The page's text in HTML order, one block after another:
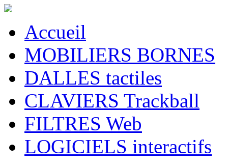
Accueil
MOBILIERS BORNES
DALLES tactiles
CLAVIERS Trackball
FILTRES Web
LOGICIELS interactifs